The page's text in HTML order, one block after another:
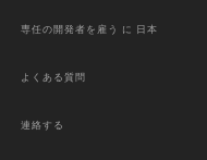
専任の開発者を雇う に 日本
よくある質問
連絡する